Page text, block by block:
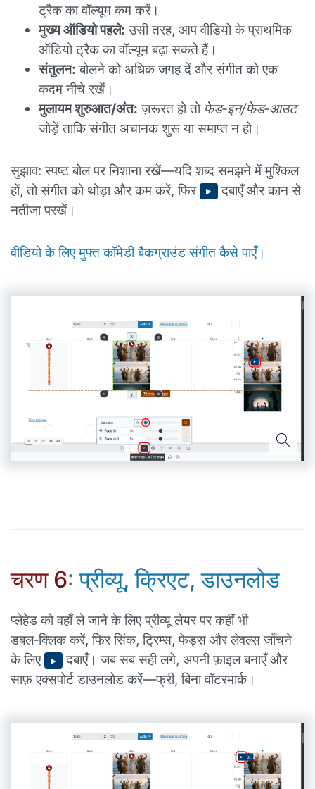
ट्रैक का वॉल्यूम कम करें।
मुख्य ऑडियो पहले: उसी तरह, आप वीडियो के प्राथमिक
ऑडियो ट्रैक का वॉल्यूम बढ़ा सकते हैं।
संतुलन: बोलने को अधिक जगह दें और संगीत को एक
कदम नीचे रखें।
मुलायम शुरुआत/अंत: ज़रूरत हो तो फेड‑इन/फेड‑आउट
जोड़ें ताकि संगीत अचानक शुरू या समाप्त न हो।
सुझाव: स्पष्ट बोल पर निशाना रखें—यदि शब्द समझने में मुश्किल
हों, तो संगीत को थोड़ा और कम करें, फिर
दबाएँ और कान से
नतीजा परखें।
वीडियो के लिए मुफ्त कॉमेडी बैकग्राउंड संगीत कैसे पाएँ।
चरण 6: प्रीव्यू, क्रिएट, डाउनलोड
प्लेहेड को वहाँ ले जाने के लिए प्रीव्यू लेयर पर कहीं भी
डबल‑क्लिक करें, फिर सिंक, ट्रिम्स, फेड्स और लेवल्स जाँचने
के लिए
दबाएँ। जब सब सही लगे, अपनी फ़ाइल बनाएँ और
साफ़ एक्सपोर्ट डाउनलोड करें—फ्री, बिना वॉटरमार्क।